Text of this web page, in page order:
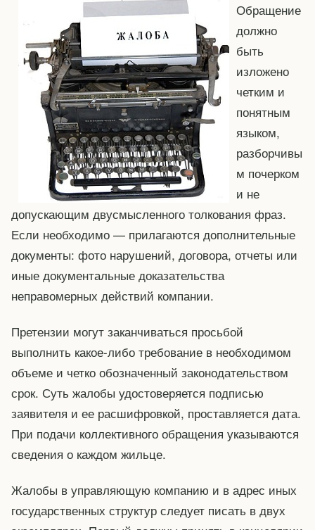
Обращение
должно
быть
изложено
четким и
понятным
языком,
разборчивы
м почерком
и не
допускающим двусмысленного толкования фраз.
Если необходимо — прилагаются дополнительные
документы: фото нарушений, договора, отчеты или
иные документальные доказательства
неправомерных действий компании.
Претензии могут заканчиваться просьбой
выполнить какое-либо требование в необходимом
объеме и четко обозначенный законодательством
срок. Суть жалобы удостоверяется подписью
заявителя и ее расшифровкой, проставляется дата.
При подачи коллективного обращения указываются
сведения о каждом жильце.
Жалобы в управляющую компанию и в адрес иных
государственных структур следует писать в двух